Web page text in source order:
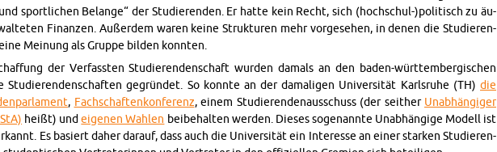
sport­li­chen Be­lan­ge“ der Stu­die­ren­den. Er hatte kein Recht, sich (hoch­schul-)po­li­tisch zu äu­
Fi­nan­zen. Au­ßer­dem waren keine Struk­tu­ren mehr vor­ge­se­hen, in denen die Stu­die­ren­
Mei­nung als Grup­pe bil­den konn­ten.
der Ver­fass­ten Stu­die­ren­den­schaft wur­den da­mals an den ba­den-würt­tem­ber­gi­schen
Stu­die­ren­den­schaf­ten ge­grün­det. So konn­te an der da­ma­li­gen Uni­ver­si­tät Karls­ru­he (TH) die
, Fach­schaf­ten­kon­fe­renz, einem Stu­die­ren­den­aus­schuss (der seit­her Un­ab­hän­gi­ger
heißt) undei­ge­nen Wah­len bei­be­hal­ten wer­den. Die­ses so­ge­nann­te Un­ab­hän­gi­ge Mo­dell ist
Es ba­siert daher dar­auf, dass auch die Uni­ver­si­tät ein In­ter­es­se an einer star­ken Stu­die­ren­